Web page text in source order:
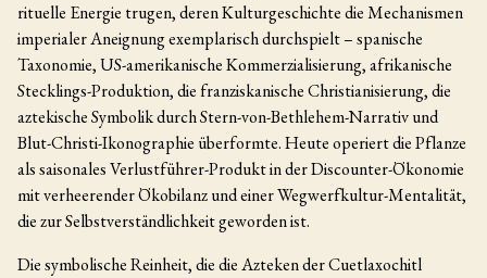
rituelle Energie trugen, deren Kulturgeschichte die Mechanismen
imperialer Aneignung exemplarisch durchspielt – spanische
Taxonomie, US-amerikanische Kommerzialisierung, afrikanische
Stecklings-Produktion, die franziskanische Christianisierung, die
aztekische Symbolik durch Stern-von-Bethlehem-Narrativ und
Blut-Christi-Ikonographie überformte. Heute operiert die Pflanze
als saisonales Verlustführer-Produkt in der Discounter-Ökonomie
mit verheerender Ökobilanz und einer Wegwerfkultur-Mentalität,
die zur Selbstverständlichkeit geworden ist.
Die symbolische Reinheit, die die Azteken der Cuetlaxochitl